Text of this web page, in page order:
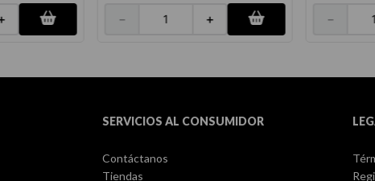
＋
－ －
SERVICIOS AL CONSUMIDOR
Contáctanos
Tiendas